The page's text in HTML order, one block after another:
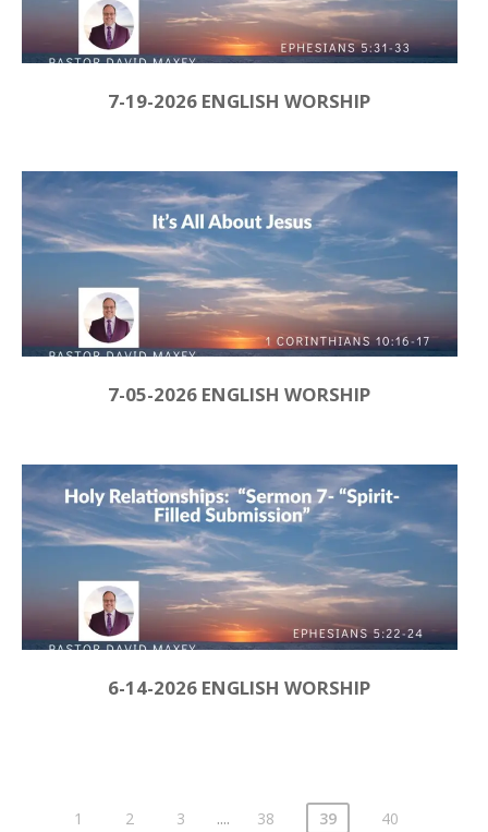
7-19-2026 ENGLISH WORSHIP
7-05-2026 ENGLISH WORSHIP
6-14-2026 ENGLISH WORSHIP
1 2 3 .... 38 39 40